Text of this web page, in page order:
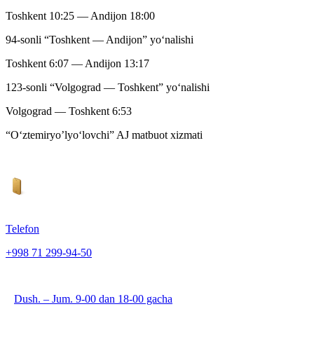
Toshkent 10:25 — Andijon 18:00
94-sonli “Toshkent — Andijon” yo‘nalishi
Toshkent 6:07 — Andijon 13:17
123-sonli “Volgograd — Toshkent” yo‘nalishi
Volgograd — Toshkent 6:53
“O‘ztemiryo’lyo‘lovchi” AJ matbuot xizmati
Telefon
+998 71 299-94-50
Dush. – Jum. 9-00 dan 18-00 gacha